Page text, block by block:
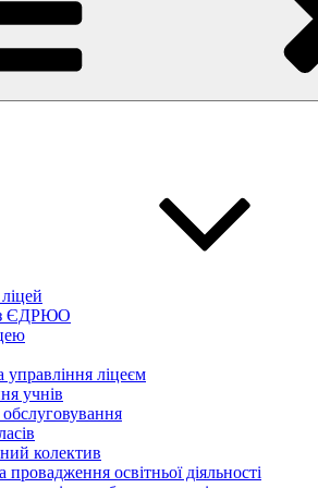
ЄДРЮО
управління ліцеєм
учнів
обслуговування
колектив
провадження освітньої діяльності